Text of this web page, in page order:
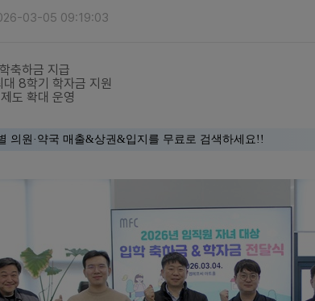
03-05 09:19:03
축하금 지급
대 8학기 학자금 지원
도 확대 운영
의원·약국 매출&상권&입지를 무료로 검색하세요!!